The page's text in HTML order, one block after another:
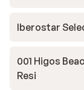
Iberostar
001 Higos
Resi